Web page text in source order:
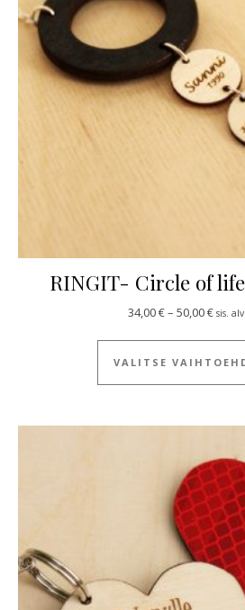
RINGIT- Circle of
34,00€– 50,00€ sis.
VALITSE